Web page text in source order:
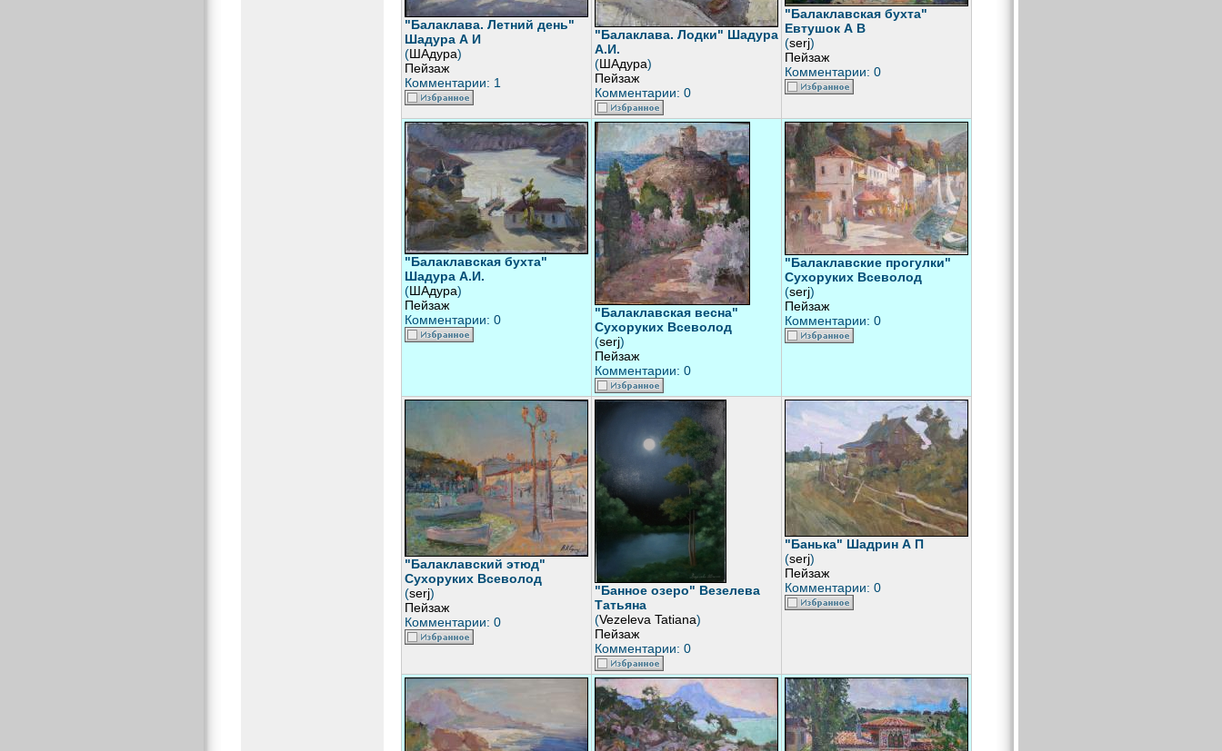
"Балаклава. Летний день"
Шадура А И
(ШАдура)
Пейзаж
Комментарии: 1
"Балаклава. Лодки" Шадура
А.И.
(ШАдура)
Пейзаж
Комментарии: 0
"Балаклавская бухта"
Евтушок А В
(serj)
Пейзаж
Комментарии: 0
"Балаклавская бухта"
Шадура А.И.
(ШАдура)
Пейзаж
Комментарии: 0
"Балаклавская весна"
Сухоруких Всеволод
(serj)
Пейзаж
Комментарии: 0
"Балаклавские прогулки"
Сухоруких Всеволод
(serj)
Пейзаж
Комментарии: 0
"Балаклавский этюд"
Сухоруких Всеволод
(serj)
Пейзаж
Комментарии: 0
"Банное озеро" Везелева
Татьяна
(Vezeleva Tatiana)
Пейзаж
Комментарии: 0
"Банька" Шадрин А П
(serj)
Пейзаж
Комментарии: 0